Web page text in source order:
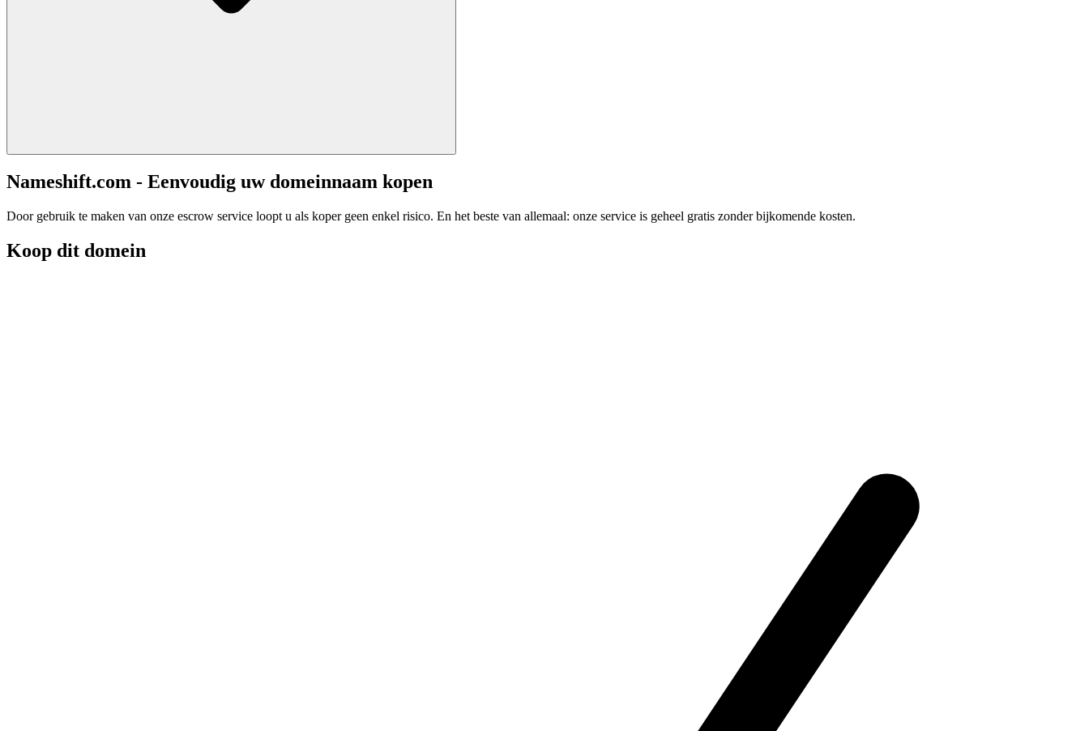
Nameshift.com - Eenvoudig uw domeinnaam kopen
Door gebruik te maken van onze escrow service loopt u als koper geen enkel risico. En het beste van allemaal: onze service is geheel gratis zonder bijkomende kosten.
Koop dit domein